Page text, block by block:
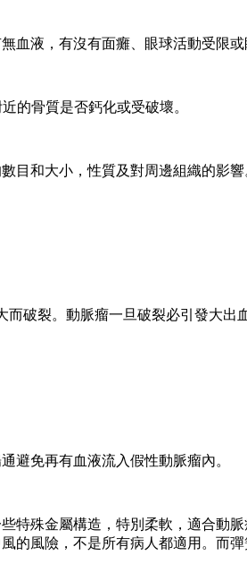
血液，有沒有面癱、眼球活動受限或
的骨質是否鈣化或受破壞。
目和大小，性質及對周邊組織的影
破裂。動脈瘤一旦破裂必引發大
避免再有血液流入假性動脈瘤內。
特殊金屬構造，特別柔軟，適合動
的風險，不是所有病人都適用。而